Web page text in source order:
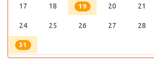
17 18 19 20 21
24 25 26 27 28
31